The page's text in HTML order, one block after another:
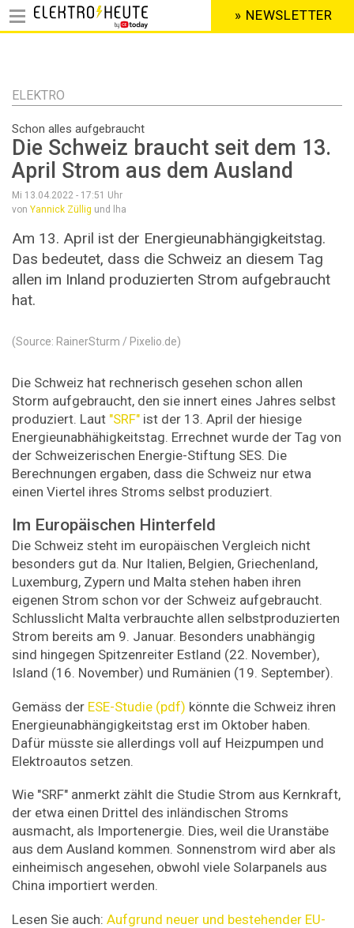
Inhalt
HEADER
MENU
» NEWSLETTER
ELEKTRO
Schon alles aufgebraucht
Die Schweiz braucht seit dem 13.
April Strom aus dem Ausland
Mi 13.04.2022 - 17:51 Uhr
von Yannick Züllig und lha
Am 13. April ist der Energieunabhängigkeitstag.
Das bedeutet, dass die Schweiz an diesem Tag
allen im Inland produzierten Strom aufgebraucht
hat.
(Source: RainerSturm / Pixelio.de)
Die Schweiz hat rechnerisch gesehen schon allen
Storm aufgebraucht, den sie innert eines Jahres selbst
produziert. Laut "SRF" ist der 13. April der hiesige
Energieunabhähigkeitstag. Errechnet wurde der Tag von
der Schweizerischen Energie-Stiftung SES. Die
Berechnungen ergaben, dass die Schweiz nur etwa
einen Viertel ihres Stroms selbst produziert.
Im Europäischen Hinterfeld
Die Schweiz steht im europäischen Vergleich nicht
besonders gut da. Nur Italien, Belgien, Griechenland,
Luxemburg, Zypern und Malta stehen haben ihren
eigenen Strom schon vor der Schweiz aufgebraucht.
Schlusslicht Malta verbrauchte allen selbstproduzierten
Strom bereits am 9. Januar. Besonders unabhängig
sind hingegen Spitzenreiter Estland (22. November),
Island (16. November) und Rumänien (19. September).
Gemäss der ESE-Studie (pdf) könnte die Schweiz ihren
Energieunabhängigkeitstag erst im Oktober haben.
Dafür müsste sie allerdings voll auf Heizpumpen und
Elektroautos setzen.
Wie "SRF" anmerkt zählt die Studie Strom aus Kernkraft,
der etwa einen Drittel des inländischen Stroms
ausmacht, als Importenergie. Dies, weil die Uranstäbe
aus dem Ausland kommen. Sonnenstrom wird aber als
einheimisch angesehen, obwohl viele Solarpanels aus
China importiert werden.
Lesen Sie auch: Aufgrund neuer und bestehender EU-